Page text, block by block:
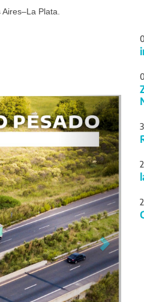
Plata.
Siguiente